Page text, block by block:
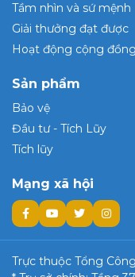
Tầm nhìn và sứ mệnh
Giải thưởng đạt được
Hoạt động cộng đồng
Sản phẩm
Bảo vệ
Đầu tư - Tích Lũy
Tích lũy
Mạng xã hội
Trực thuộc Tổng